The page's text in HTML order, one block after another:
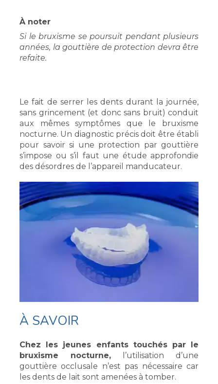
À noter
Si le bruxisme se poursuit pendant plusieurs
années, la gouttière de protection devra être
refaite.
Le fait de serrer les dents durant la journée,
sans grincement (et donc sans bruit) conduit
aux mêmes symptômes que le bruxisme
nocturne. Un diagnostic précis doit être établi
pour savoir si une protection par gouttière
s’impose ou s’il faut une étude approfondie
des désordres de l’appareil manducateur.
À SAVOIR
Chez les jeunes enfants touchés par le
bruxisme nocturne, l’utilisation d’une
gouttière occlusale n’est pas nécessaire car
les dents de lait sont amenées à tomber.